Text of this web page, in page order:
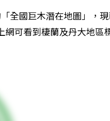
全國巨木潛在地圖」，
網可看到棲蘭及丹大地區